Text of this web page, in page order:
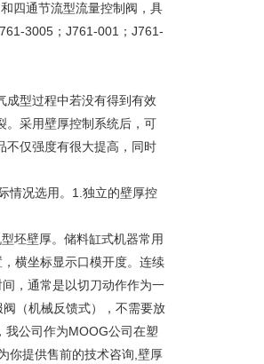
四通节流型流量控制阀，具
3005；J761-001；J761-
成型过程中若没有得到有效
。采用壁厚控制系统后，可
不仅强度有很大提高，同时
情况选用。1.独立的壁厚控
坯壁厚。储料缸式机器常用
横坐标显示口模开度。连续
，通常是以切刀动作作为一
（机械反馈式），不需要放
我公司作为MOOG公司在塑
你提供售前的技术咨询,壁厚